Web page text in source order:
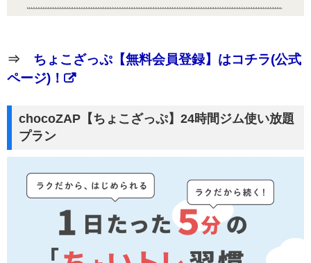
⇒ ちょこざっぷ【無料会員登録】はコチラ(公式
ページ)！
chocoZAP【ちょこざっぷ】24時間ジム使い放題
プラン